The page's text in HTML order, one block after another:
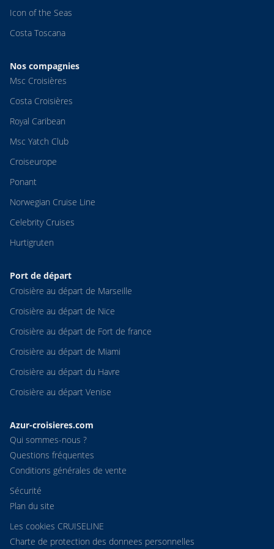
Icon of the Seas
Costa Toscana
Nos compagnies
Msc Croisières
Costa Croisières
Royal Caribean
Msc Yatch Club
Croiseurope
Ponant
Norwegian Cruise Line
Celebrity Cruises
Hurtigruten
Port de départ
Croisière au départ de Marseille
Croisière au départ de Nice
Croisière au départ de Fort de france
Croisière au départ de Miami
Croisière au départ du Havre
Croisière au départ Venise
Azur-croisieres.com
Qui sommes-nous ?
Questions fréquentes
Conditions générales de vente
Sécurité
Plan du site
Les cookies CRUISELINE
Charte de protection des donnees personnelles